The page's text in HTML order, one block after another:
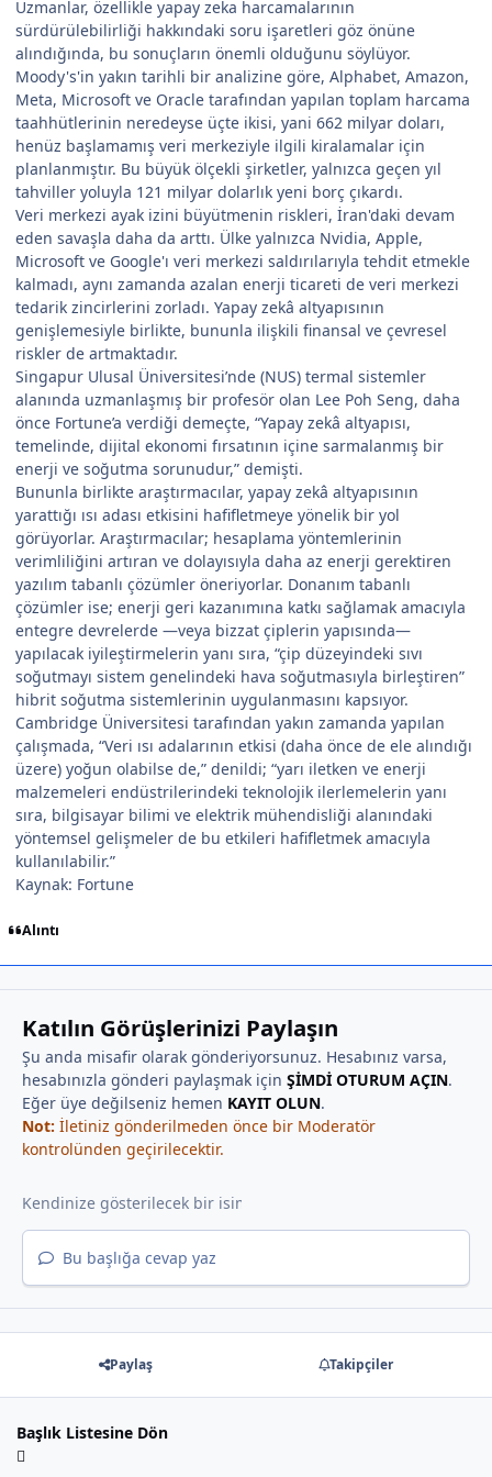
Uzmanlar, özellikle yapay zeka harcamalarının
sürdürülebilirliği hakkındaki soru işaretleri göz önüne
alındığında, bu sonuçların önemli olduğunu söylüyor.
Moody's'in yakın tarihli bir analizine göre, Alphabet, Amazon,
Meta, Microsoft ve Oracle tarafından yapılan toplam harcama
taahhütlerinin neredeyse üçte ikisi, yani 662 milyar doları,
henüz başlamamış veri merkeziyle ilgili kiralamalar için
planlanmıştır. Bu büyük ölçekli şirketler, yalnızca geçen yıl
tahviller yoluyla 121 milyar dolarlık yeni borç çıkardı.
Veri merkezi ayak izini büyütmenin riskleri, İran'daki devam
eden savaşla daha da arttı. Ülke yalnızca Nvidia, Apple,
Microsoft ve Google'ı veri merkezi saldırılarıyla tehdit etmekle
kalmadı, aynı zamanda azalan enerji ticareti de veri merkezi
tedarik zincirlerini zorladı. Yapay zekâ altyapısının
genişlemesiyle birlikte, bununla ilişkili finansal ve çevresel
riskler de artmaktadır.
Singapur Ulusal Üniversitesi’nde (NUS) termal sistemler
alanında uzmanlaşmış bir profesör olan Lee Poh Seng, daha
önce Fortune’a verdiği demeçte, “Yapay zekâ altyapısı,
temelinde, dijital ekonomi fırsatının içine sarmalanmış bir
enerji ve soğutma sorunudur,” demişti.
Bununla birlikte araştırmacılar, yapay zekâ altyapısının
yarattığı ısı adası etkisini hafifletmeye yönelik bir yol
görüyorlar. Araştırmacılar; hesaplama yöntemlerinin
verimliliğini artıran ve dolayısıyla daha az enerji gerektiren
yazılım tabanlı çözümler öneriyorlar. Donanım tabanlı
çözümler ise; enerji geri kazanımına katkı sağlamak amacıyla
entegre devrelerde —veya bizzat çiplerin yapısında—
yapılacak iyileştirmelerin yanı sıra, “çip düzeyindeki sıvı
soğutmayı sistem genelindeki hava soğutmasıyla birleştiren”
hibrit soğutma sistemlerinin uygulanmasını kapsıyor.
Cambridge Üniversitesi tarafından yakın zamanda yapılan
çalışmada, “Veri ısı adalarının etkisi (daha önce de ele alındığı
üzere) yoğun olabilse de,” denildi; “yarı iletken ve enerji
malzemeleri endüstrilerindeki teknolojik ilerlemelerin yanı
sıra, bilgisayar bilimi ve elektrik mühendisliği alanındaki
yöntemsel gelişmeler de bu etkileri hafifletmek amacıyla
kullanılabilir.”
Kaynak: Fortune
Alıntı
Katılın Görüşlerinizi Paylaşın
Şu anda misafir olarak gönderiyorsunuz. Hesabınız varsa,
hesabınızla gönderi paylaşmak için ŞİMDİ OTURUM AÇIN.
Eğer üye değilseniz hemen KAYIT OLUN.
Not: İletiniz gönderilmeden önce bir Moderatör
kontrolünden geçirilecektir.
Bu başlığa cevap yaz
Paylaş Takipçiler
Başlık Listesine Dön